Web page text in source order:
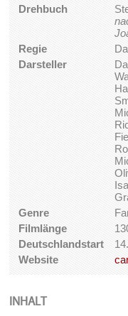
Drehbuch
Regie
Darsteller
Genre
Filmlänge
Deutschlandstart
Website
INHALT